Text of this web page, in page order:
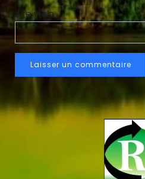
Site web